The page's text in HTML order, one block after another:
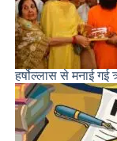
हर्षोल्लास से मनाई गई